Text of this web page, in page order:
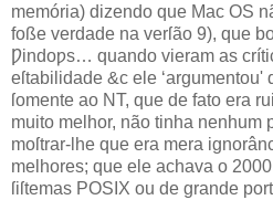
memória) dizendo que Mac OS
foße verdade na verſão 9), que
Ƿindoƿs… quando vieram as
eſtabilidade &c ele ‘argumentou'
ſomente ao NT, que de fato era
muito melhor, não tinha nenhum
moſtrar‐lhe que era mera
melhores; que ele achava o
ſiſtemas POSIX ou de grande